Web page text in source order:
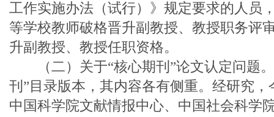
工作实施办法（试行）》规定要求的人员
等学校教师破格晋升副教授、教授职务评
升副教授、教授任职资格。
（二）关于“核心期刊”论文认定问题。
刊”目录版本，其内容各有侧重。经研究
中国科学院文献情报中心、中国社会科学